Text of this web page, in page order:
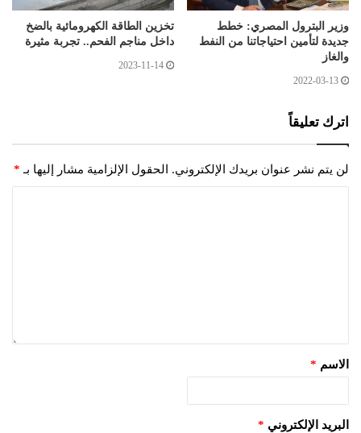
وزير البترول المصري: خطط
جديدة لتأمين احتياجاتنا من النفط
والغاز
2022-03-13
تخزين الطاقة الكهرومائية بالضخ
داخل مناجم الفحم.. تجربة مثيرة
2023-11-14
اترك تعليقاً
لن يتم نشر عنوان بريدك الإلكتروني. الحقول الإلزامية مشار إليها بـ *
الاسم *
البريد الإلكتروني *